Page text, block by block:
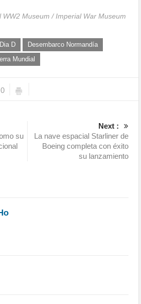
WW2 Museum / Imperial War Museum
D
Desembarco Normandía
Mundial
0
su
Next :
La nave espacial Starliner de
Boeing completa con éxito
su lanzamiento